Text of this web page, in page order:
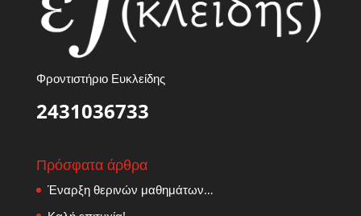
Φροντιστήριο Ευκλείδης
2431036733
Πρόσφατα άρθρα
Έναρξη θερινών μαθημάτων…